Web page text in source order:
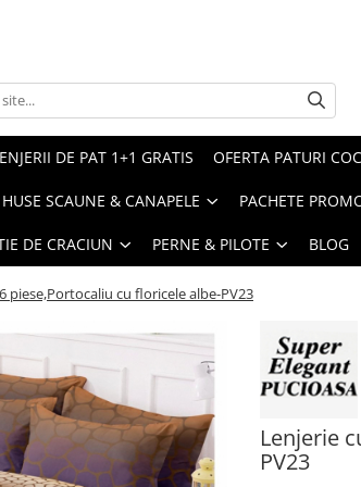
DE PAT 1+1 GRATIS OFERTA PATURI
HUSE SCAUNE & CANAPELE PACHETE
DE CRACIUN PERNE & PILOTE BLOG
piese,Portocaliu cu floricele albe-PV23
Lenjerie
PV23